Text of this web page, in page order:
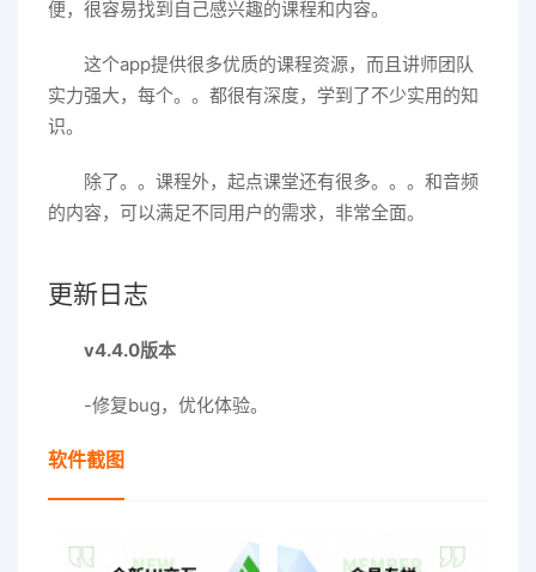
便，很容易找到自己感兴趣的课程和内容。
这个app提供很多优质的课程资源，而且讲师团队
实力强大，每个。。都很有深度，学到了不少实用的知
识。
除了。。课程外，起点课堂还有很多。。。和音频
的内容，可以满足不同用户的需求，非常全面。
更新日志
v4.4.0版本
-修复bug，优化体验。
软件截图